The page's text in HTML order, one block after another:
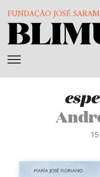
FUNDAÇÃO JOSÉ